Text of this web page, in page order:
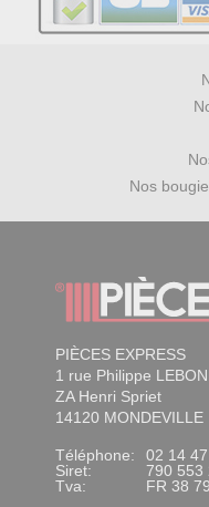
Nos
PIÈCES EXPRESS
1 rue Philippe LEBON
ZA Henri Spriet
14120 MONDEVILLE
Téléphone:
02 14
Siret:
790 553
Tva:
FR 38